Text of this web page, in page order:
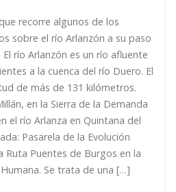
recorre algunos de los
sobre el río Arlanzón a su paso
río Arlanzón es un río afluente
a la cuenca del río Duero. El
de más de 131 kilómetros.
en la Sierra de la Demanda
el río Arlanza en Quintana del
Pasarela de la Evolución
Ruta Puentes de Burgos en la
Se trata de una […]